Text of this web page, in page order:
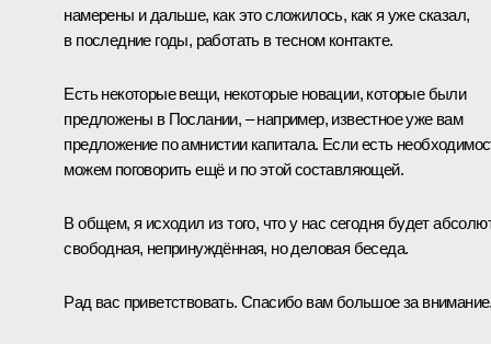
намерены и дальше, как это сложилось, как я уже сказал,
в последние годы, работать в тесном контакте.
Есть некоторые вещи, некоторые новации, которые были
предложены в Послании, – например, известное уже вам
предложение по амнистии капитала. Если есть
можем поговорить ещё и по этой составляющей.
В общем, я исходил из того, что у нас сегодня будет
свободная, непринуждённая, но деловая беседа.
Рад вас приветствовать. Спасибо вам большое за